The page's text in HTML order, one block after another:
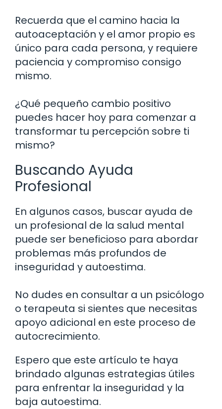
Recuerda que el camino hacia la
autoaceptación y el amor propio es
único para cada persona, y requiere
paciencia y compromiso consigo
mismo.
¿Qué pequeño cambio positivo
puedes hacer hoy para comenzar a
transformar tu percepción sobre ti
mismo?
Buscando Ayuda
Profesional
En algunos casos, buscar ayuda de
un profesional de la salud mental
puede ser beneficioso para abordar
problemas más profundos de
inseguridad y autoestima.
No dudes en consultar a un psicólogo
o terapeuta si sientes que necesitas
apoyo adicional en este proceso de
autocrecimiento.
Espero que este artículo te haya
brindado algunas estrategias útiles
para enfrentar la inseguridad y la
baja autoestima.